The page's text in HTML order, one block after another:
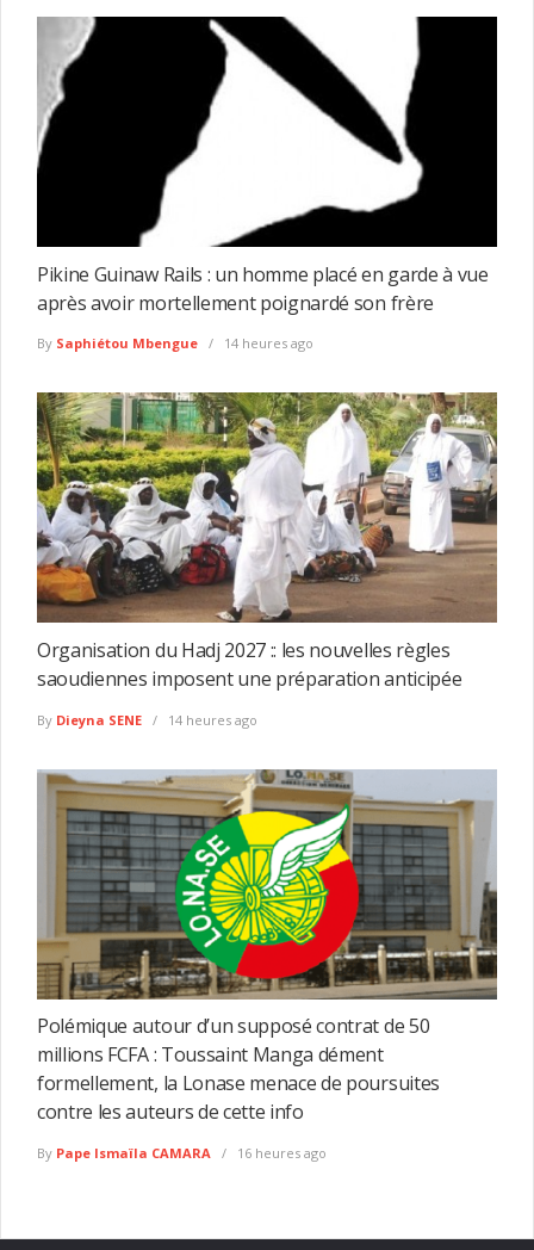
Pikine Guinaw Rails : un homme placé en garde à vue
après avoir mortellement poignardé son frère
By Saphiétou Mbengue 14 heures ago
Organisation du Hadj 2027 :: les nouvelles règles
saoudiennes imposent une préparation anticipée
By Dieyna SENE 14 heures ago
Polémique autour d’un supposé contrat de 50
millions FCFA : Toussaint Manga dément
formellement, la Lonase menace de poursuites
contre les auteurs de cette info
By Pape Ismaïla CAMARA 16 heures ago